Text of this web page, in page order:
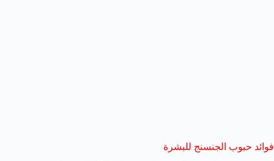
فوائد حبوب الجنسنج للبشرة